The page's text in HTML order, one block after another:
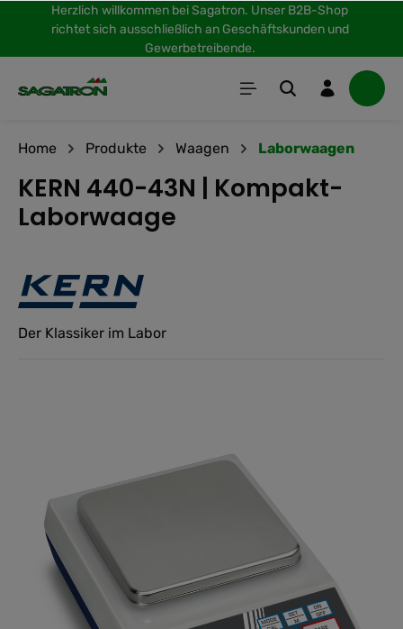
springen
Herzlich willkommen bei Sagatron. Unser B2B-Shop
richtet sich ausschließlich an Geschäftskunden und
Gewerbetreibende.
Home Produkte Waagen Laborwaagen
KERN 440-43N | Kompakt-
Laborwaage
Der Klassiker im Labor